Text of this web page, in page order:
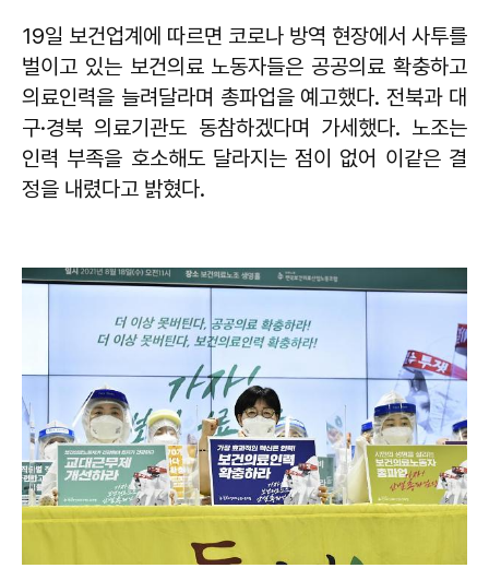
19일 보건업계에 따르면 코로나 방역 현장에서 사투를
벌이고 있는 보건의료 노동자들은 공공의료 확충하고
의료인력을 늘려달라며 총파업을 예고했다. 전북과 대
구·경북 의료기관도 동참하겠다며 가세했다. 노조는
인력 부족을 호소해도 달라지는 점이 없어 이같은 결
정을 내렸다고 밝혔다.